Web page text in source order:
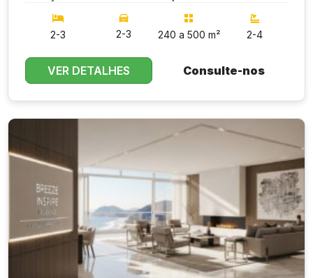
2-3 2-3 240 a 500 m² 2-4
VER DETALHES Consulte-nos